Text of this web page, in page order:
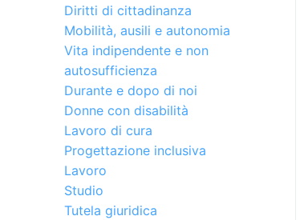
Diritti di cittadinanza
Mobilità, ausili e autonomia
Vita indipendente e non
autosufficienza
Durante e dopo di noi
Donne con disabilità
Lavoro di cura
Progettazione inclusiva
Lavoro
Studio
Tutela giuridica